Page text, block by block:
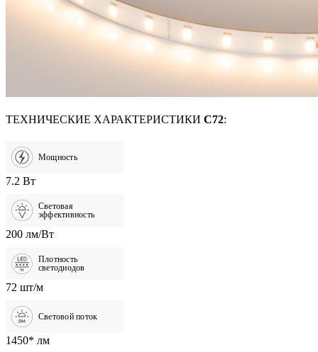
ТЕХНИЧЕСКИЕ ХАРАКТЕРИСТИКИ C72:
Мощность
7.2 Вт
Световая
эффективность
200 лм/Вт
Плотность
светодиодов
72 шт/м
Световой поток
1450* лм